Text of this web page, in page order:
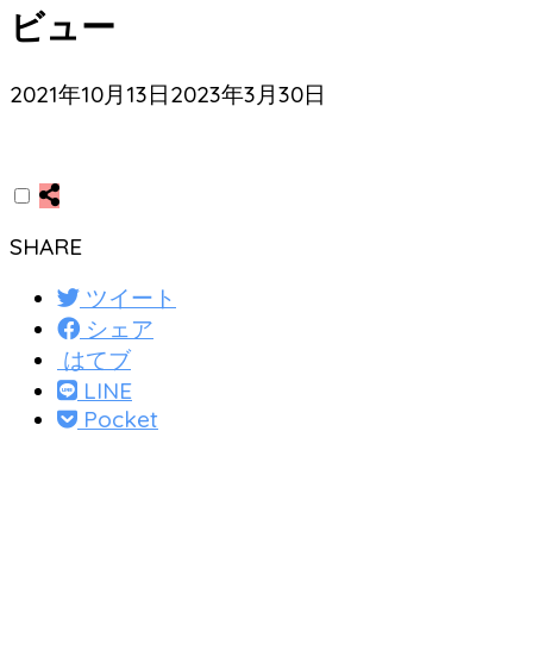
ビュー
2021年10月13日2023年3月30日
SHARE
ツイート
シェア
はてブ
LINE
Pocket